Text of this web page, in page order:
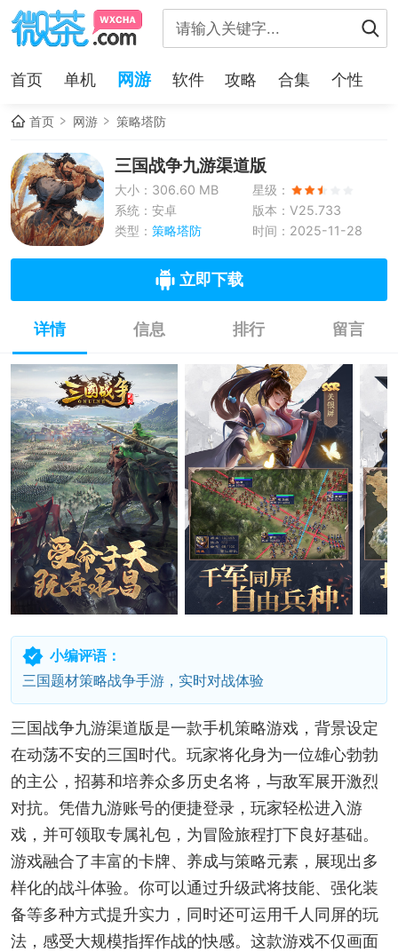
首页 单机 网游 软件 攻略 合集 个性
首页 网游 策略塔防
三国战争九游渠道版
大小：306.60 MB
星级：
系统：安卓
版本：V25.733
类型： 策略塔防 时间：2025-11-28
立即下载
详情 信息 排行 留言
小编评语：
三国题材策略战争手游，实时对战体验
三国战争九游渠道版是一款手机策略游戏，背景设定
在动荡不安的三国时代。玩家将化身为一位雄心勃勃
的主公，招募和培养众多历史名将，与敌军展开激烈
对抗。凭借九游账号的便捷登录，玩家轻松进入游
戏，并可领取专属礼包，为冒险旅程打下良好基础。
游戏融合了丰富的卡牌、养成与策略元素，展现出多
样化的战斗体验。你可以通过升级武将技能、强化装
备等多种方式提升实力，同时还可运用千人同屏的玩
法，感受大规模指挥作战的快感。这款游戏不仅画面